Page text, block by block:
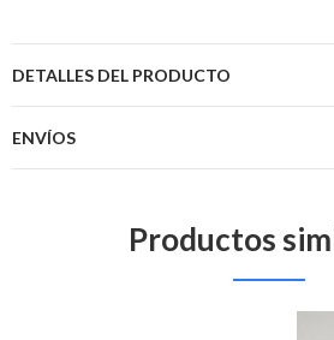
DETALLES DEL PRODUCTO
ENVÍOS
Productos